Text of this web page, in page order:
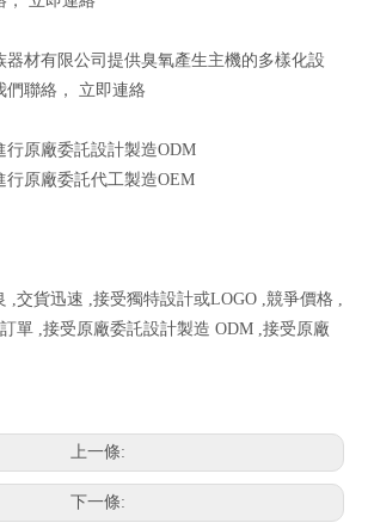
器材有限公司提供臭氧產生主機的多樣化設
們聯絡， 立即連絡
行原廠委託設計製造ODM
行原廠委託代工製造OEM
,交貨迅速 ,接受獨特設計或LOGO ,競爭價格 ,
單 ,接受原廠委託設計製造 ODM ,接受原廠
上一條:
下一條: